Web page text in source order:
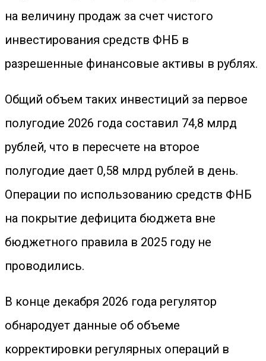
на величину продаж за счет чистого
инвестирования средств ФНБ в
разрешенные финансовые активы в рублях.
Общий объем таких инвестиций за первое
полугодие 2026 года составил 74,8 млрд
рублей, что в пересчете на второе
полугодие дает 0,58 млрд рублей в день.
Операции по использованию средств ФНБ
на покрытие дефицита бюджета вне
бюджетного правила в 2025 году не
проводились.
В конце декабря 2026 года регулятор
обнародует данные об объеме
корректировки регулярных операций в